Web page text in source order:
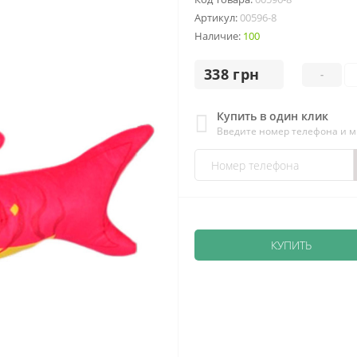
Артикул:00596-8
Наличие: 100
338 грн -
Купить в один клик
Введите номер телефона и
КУПИТЬ